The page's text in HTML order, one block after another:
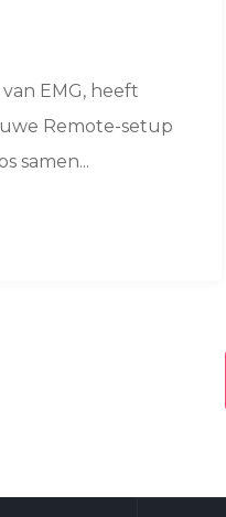
EMG, heeft
Remote-setup
samen...